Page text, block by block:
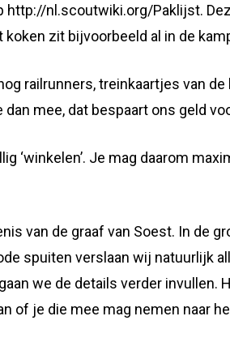
http://nl.scoutwiki.org/Paklijst.
zit bijvoorbeeld al in de
railrunners, treinkaartjes van de
mee, dat bespaart ons geld
Je mag daarom
van de graaf van Soest. In de
spuiten verslaan wij natuurlijk
we de details verder invullen.
of je die mee mag nemen naar